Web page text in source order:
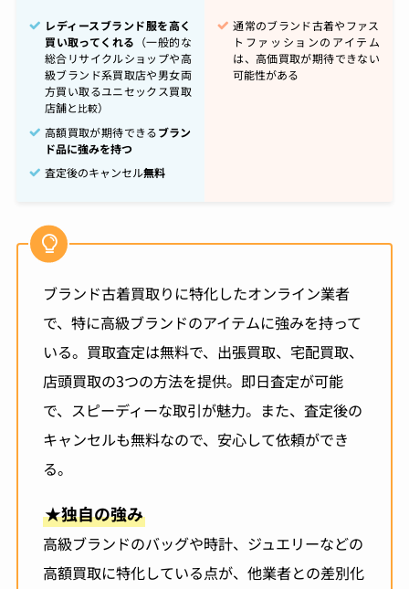
レディースブランド服を高く
買い取ってくれる （一般的な
総合リサイクルショップや高
級ブランド系買取店や男女両
方買い取るユニセックス買取
店舗と比較）
高額買取が期待できるブラン
ド品に強みを持つ
査定後のキャンセル無料
通常のブランド古着やファス
トファッションのアイテム
は、高価買取が期待できない
可能性がある
ブランド古着買取りに特化したオンライン業者
で、特に高級ブランドのアイテムに強みを持って
いる。買取査定は無料で、出張買取、宅配買取、
店頭買取の3つの方法を提供。即日査定が可能
で、スピーディーな取引が魅力。また、査定後の
キャンセルも無料なので、安心して依頼ができ
る。
★独自の強み
高級ブランドのバッグや時計、ジュエリーなどの
高額買取に特化している点が、他業者との差別化